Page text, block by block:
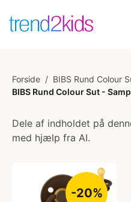
Forside / BIBS Rund Colour
BIBS Rund Colour Sut -
Dele af indholdet på
med hjælp fra AI.
-20%